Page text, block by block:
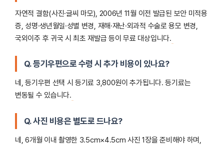
자연적 결함(사진·글씨 마모), 2006년 11월 이전 발급된 보안 미적용
증, 성명·생년월일·성별 변경, 재해·재난·외과적 수술로 용모 변경,
국외이주 후 귀국 시 최초 재발급 등이 무료 대상입니다.
Q. 등기우편으로 수령 시 추가 비용이 있나요?
네, 등기우편 선택 시 등기료 3,800원이 추가됩니다. 등기료는
변동될 수 있습니다.
Q. 사진 비용은 별도로 드나요?
네, 6개월 이내 촬영한 3.5cm×4.5cm 사진 1장을 준비해야 하며,